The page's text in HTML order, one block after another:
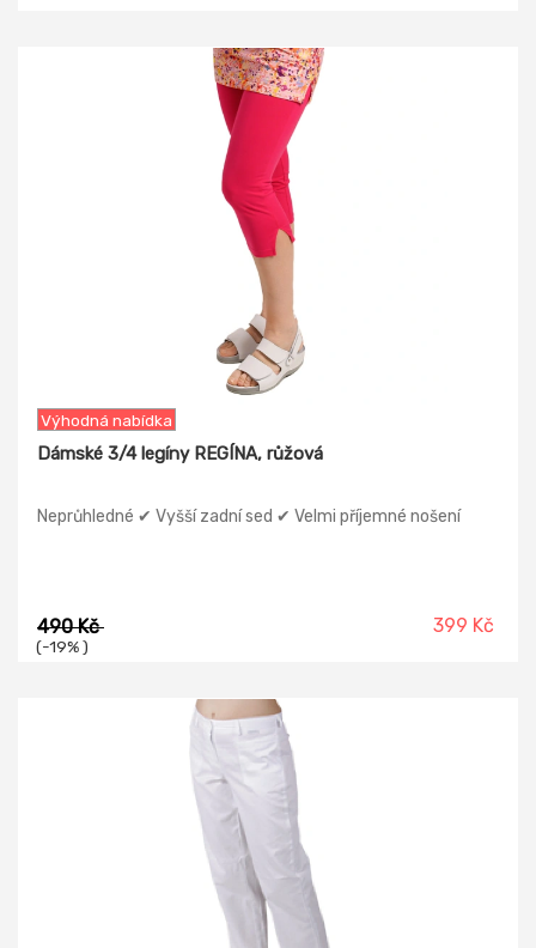
Výhodná nabídka
Dámské 3/4 legíny REGÍNA, růžová
Neprůhledné ✔ Vyšší zadní sed ✔ Velmi příjemné nošení
490 Kč
(-19% )
399 Kč